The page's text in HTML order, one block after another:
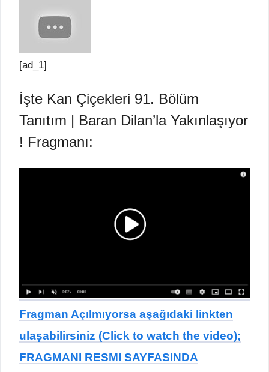
[ad_1]
İşte Kan Çiçekleri 91. Bölüm
Tanıtım | Baran Dilan’la Yakınlaşıyor
! Fragmanı:
Fragman Açılmıyorsa aşağıdaki linkten
ulaşabilirsiniz (Click to watch the video);
FRAGMANI RESMI SAYFASINDA